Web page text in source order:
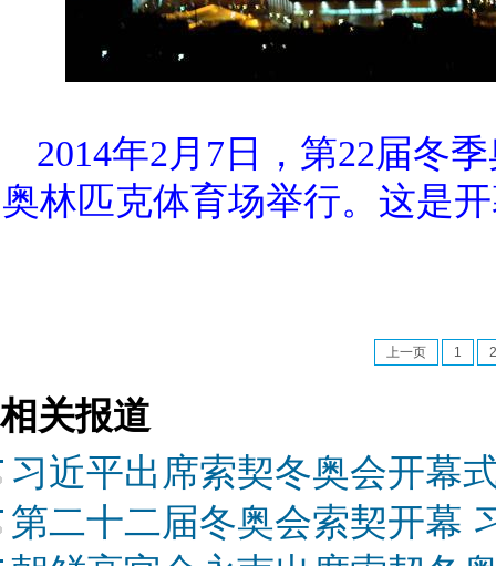
2014年2月7日，第22届冬
奥林匹克体育场举行。这是
上一页 1 2
相关报道
习近平出席索契冬奥会开幕
第二十二届冬奥会索契开幕